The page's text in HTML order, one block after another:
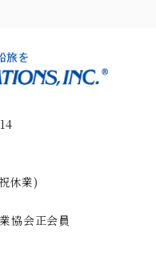
休業)
協会正会員